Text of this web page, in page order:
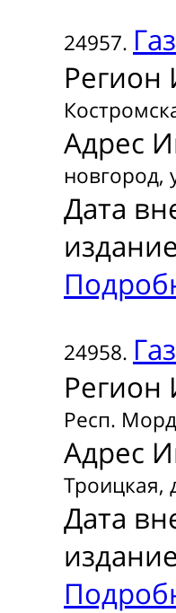
24957.
Адрес
новгород,
Дата
24958.
Респ.
Адрес
Троицкая,
Дата